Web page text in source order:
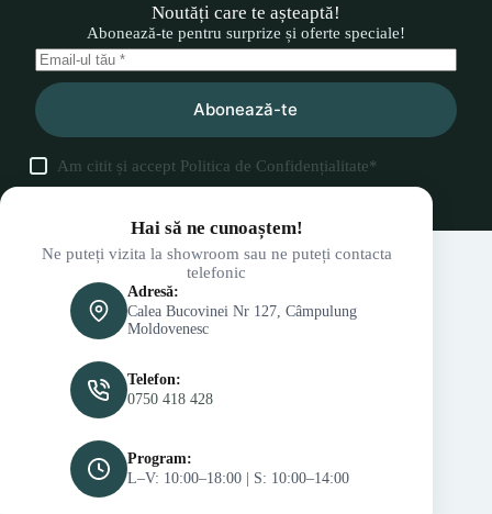
Noutăți care te așteaptă!
Abonează-te pentru surprize și oferte speciale!
Abonează-te
Am citit și accept Politica de Confidențialitate*
Hai să ne cunoaștem!
Ne puteți vizita la showroom sau ne puteți contacta
telefonic
Adresă:
Calea Bucovinei Nr 127, Câmpulung
Moldovenesc
Telefon:
0750 418 428
Program:
L–V: 10:00–18:00 | S: 10:00–14:00